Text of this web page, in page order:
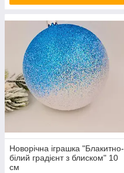
Новорічна іграшка "Блакитно-
білий градієнт з блиском" 10
см